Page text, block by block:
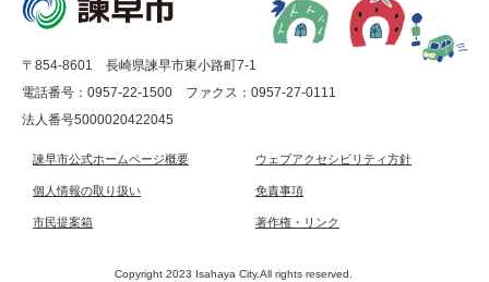
〒854-8601 長崎県諫早市東小路町7-1
電話番号：0957-22-1500
ファクス：0957-27-0111
法人番号5000020422045
諫早市公式ホームページ概要 ウェブアクセシビリティ方針
個人情報の取り扱い 免責事項
市民提案箱 著作権・リンク
Copyright 2023 Isahaya City.All rights reserved.